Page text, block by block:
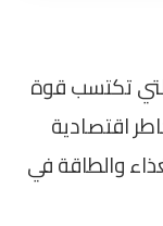
التي تكتسب قوة
اقتصادية
والطاقة في